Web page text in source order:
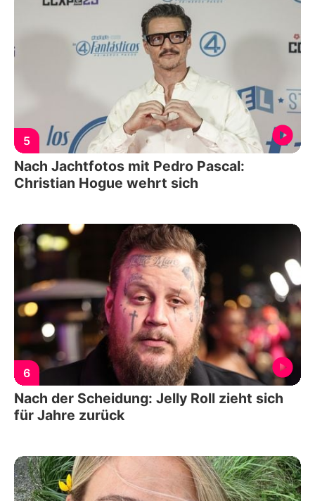
5
Nach Jachtfotos mit Pedro Pascal:
Christian Hogue wehrt sich
6
Nach der Scheidung: Jelly Roll zieht sich
für Jahre zurück